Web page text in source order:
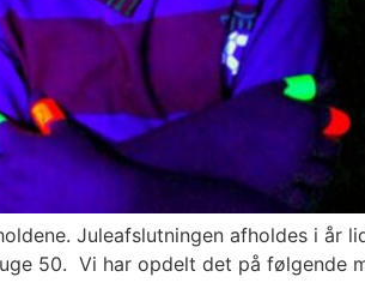
Juleafslutningen afholdes i år
50. Vi har opdelt det på følgende